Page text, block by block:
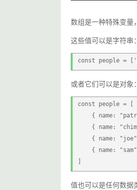
数组是一种特殊变量
这些值可以是字符串：
const people =
或者它们可以是对象：
const people = [
{ name:
{ name:
{ name: "joe",
{ name:
值也可以是任何数据